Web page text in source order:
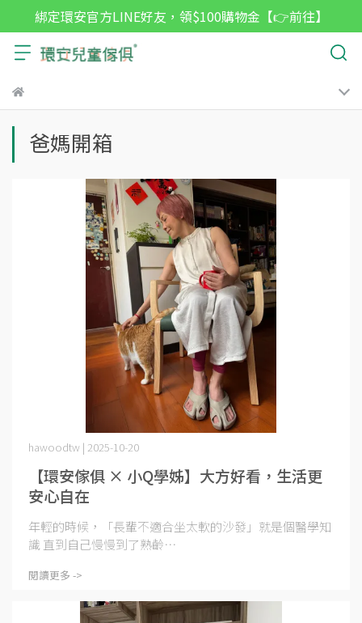
綁定環安官方LINE好友，領$100購物金【👉前往】
爸媽開箱
【環安傢俱 × 小Q學姊】大方好看，生活更
安心自在
hawoodtw | 2025-10-20
年輕的時候，「長輩不適合坐太軟的沙發」就是個醫學知
識 直到自己慢慢到了熟齡⋯
閱讀更多 ->